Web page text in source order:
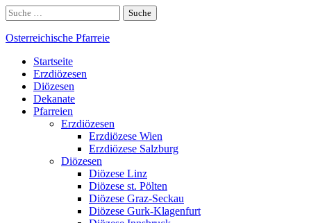
Skip
to
content
Suche
nach:
Osterreichische Pfarreie
Startseite
Erzdiözesen
Diözesen
Dekanate
Pfarreien
Erzdiözesen
Erzdiözese Wien
Erzdiözese Salzburg
Diözesen
Diözese Linz
Diözese st. Pölten
Diözese Graz-Seckau
Diözese Gurk-Klagenfurt